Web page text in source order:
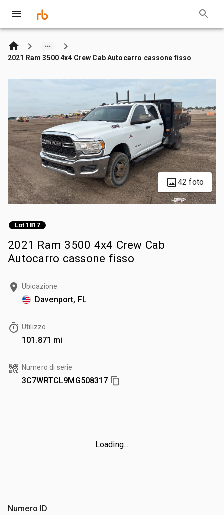
2021 Ram 3500 4x4 Crew Cab Autocarro cassone fisso
42 foto
Lot 1817
2021 Ram 3500 4x4 Crew Cab
Autocarro cassone fisso
Ubicazione
Davenport, FL
Utilizzo
101.871 mi
Numero di serie
3C7WRTCL9MG508317
Loading...
Numero ID